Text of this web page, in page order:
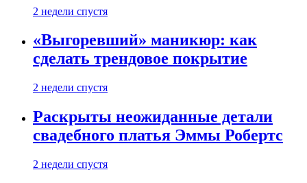
2 недели спустя
«Выгоревший» маникюр: как
сделать трендовое покрытие
2 недели спустя
Раскрыты неожиданные детали
свадебного платья Эммы Робертс
2 недели спустя